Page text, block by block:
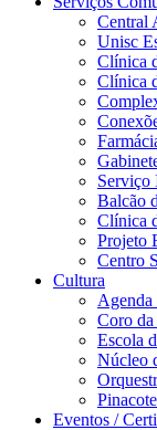
Central
Unisc
Clínica
Clínica
Serviço
Balcão
Clínica
Projeto
Centro
Cultura
Coro
Escola
Núcleo
Eventos /